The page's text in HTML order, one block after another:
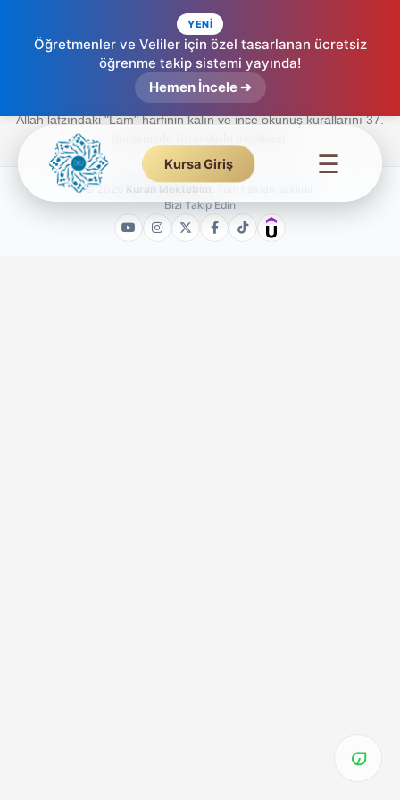
YENİ
Öğretmenler ve Veliler için özel tasarlanan ücretsiz
öğrenme takip sistemi yayında!
Hemen İncele ➔
Kursa Giriş ☰
Lafzatullah – Etkileşimli Tecvid (37. Ders)
Allah lafzındaki "Lam" harfinin kalın ve ince okunuş kurallarını 37.
© 2026 Kuran Mektebim
Bizi Takip Edin